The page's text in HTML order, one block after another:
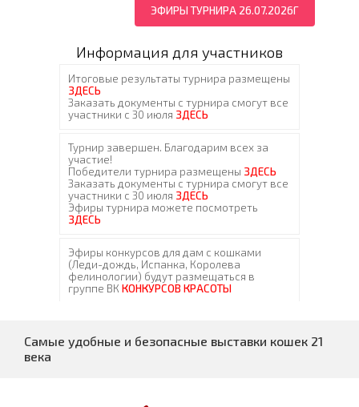
ЭФИРЫ ТУРНИРА 26.07.2026Г
Информация для участников
Самые удобные и безопасные выставки кошек 21
века